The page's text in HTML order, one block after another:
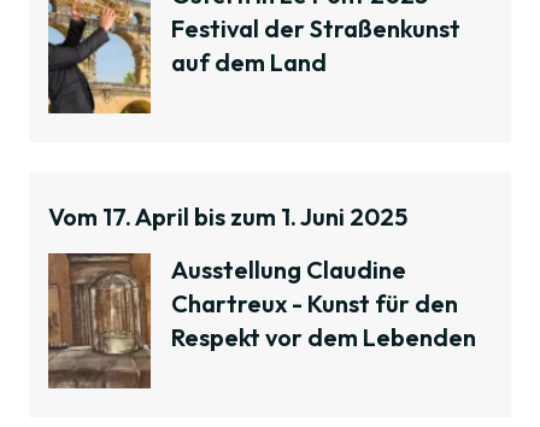
Festival der Straßenkunst
auf dem Land
Vom 17. April bis zum 1. Juni 2025
Ausstellung Claudine
Chartreux - Kunst für den
Respekt vor dem Lebenden